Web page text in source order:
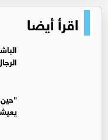
اقرأ أيضا